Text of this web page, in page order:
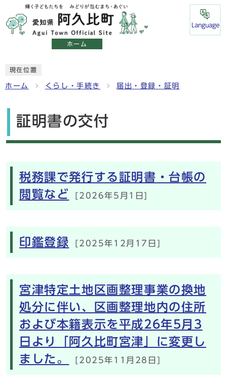
ホーム
Language
現在位置
ホーム くらし・手続き 届出・登録・証明
証明書の交付
メインメニュー
税務課で発行する証明書・台帳の
閲覧など
[2026年5月1日]
印鑑登録 [2025年12月17日]
宮津特定土地区画整理事業の換地
処分に伴い、区画整理地内の住所
および本籍表示を平成26年5月3
日より「阿久比町宮津」に変更し
ました。
[2025年11月28日]